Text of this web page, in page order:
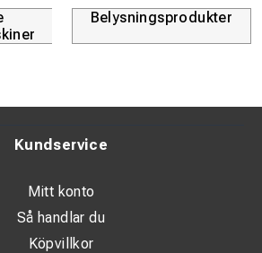
Belysningsprodukter
Kundservice
Mitt konto
Så handlar du
Köpvillkor